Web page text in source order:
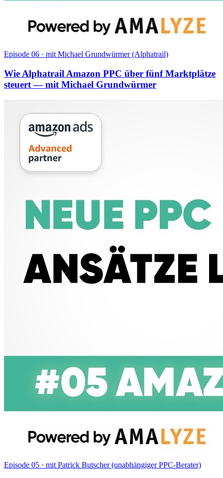
Episode 06 · mit Michael Grundwürmer (Alphatrail)
Wie Alphatrail Amazon PPC über fünf Marktplätze
steuert — mit Michael Grundwürmer
Episode 05 · mit Patrick Butscher (unabhängiger PPC-Berater)